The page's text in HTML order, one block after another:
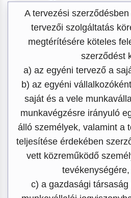
A tervezési
tervezői szolgáltatás
megtérítésére köteles
szerződést
a) az egyéni tervező a
b) az egyéni
saját és a vele
munkavégzésre irányuló
álló személyek, valamint a
teljesítése érdekében
vett közreműködő
c) a gazdasági